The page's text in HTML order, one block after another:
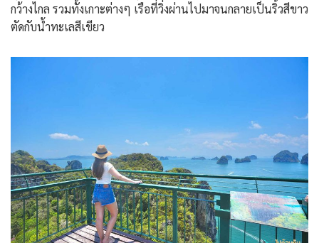
กว้างไกล รวมทั้งเกาะต่างๆ เรือที่วิ่งผ่านไปมาจนกลายเป็นริ้วสีขาว
ตัดกับน้ำทะเลสีเขียว